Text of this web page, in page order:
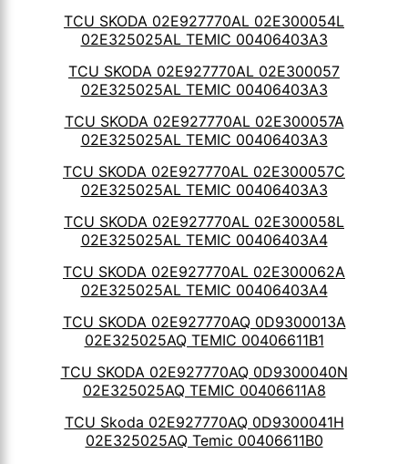
TCU SKODA 02E927770AL 02E300054L
02E325025AL TEMIC 00406403A3
TCU SKODA 02E927770AL 02E300057
02E325025AL TEMIC 00406403A3
TCU SKODA 02E927770AL 02E300057A
02E325025AL TEMIC 00406403A3
TCU SKODA 02E927770AL 02E300057C
02E325025AL TEMIC 00406403A3
TCU SKODA 02E927770AL 02E300058L
02E325025AL TEMIC 00406403A4
TCU SKODA 02E927770AL 02E300062A
02E325025AL TEMIC 00406403A4
TCU SKODA 02E927770AQ 0D9300013A
02E325025AQ TEMIC 00406611B1
TCU SKODA 02E927770AQ 0D9300040N
02E325025AQ TEMIC 00406611A8
TCU Skoda 02E927770AQ 0D9300041H
02E325025AQ Temic 00406611B0